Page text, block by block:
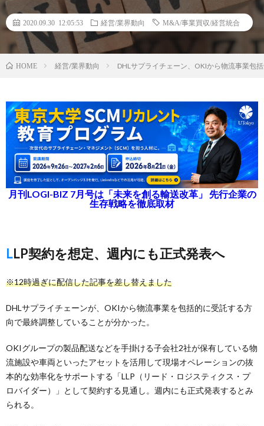
2020.09.30 12:05:53 経営/業界動向 M&A/事業買収/経営統合
HOME 経営/業界動向 DHLサプライチェーン、OKIから物流事業包
月刊LOGI-BIZ 7月号は「未来を創る輸送改革」 先行企業の
生存戦略を徹底取材
LLP契約を想定、週内にも正式発表へ
※12時過ぎに配信した記事を差し替えました
DHLサプライチェーンが、OKIから物流事業を包括的に受託する方
向で最終調整していることが分かった。
OKIグループの製品配送などを手掛ける子会社2社が保有している物
流施設や車両といったアセットを活用して現場オペレーションの抜
本的な効率化をサポートする「LLP（リード・ロジスティクス・プ
ロバイダー）」として契約する見通し。週内にも正式発表するとみ
られる。